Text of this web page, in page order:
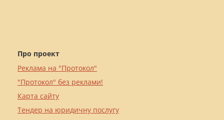
Про проект
Реклама на "Протокол"
"Протокол" без реклами!
Карта сайту
Тендер на юридичну послугу